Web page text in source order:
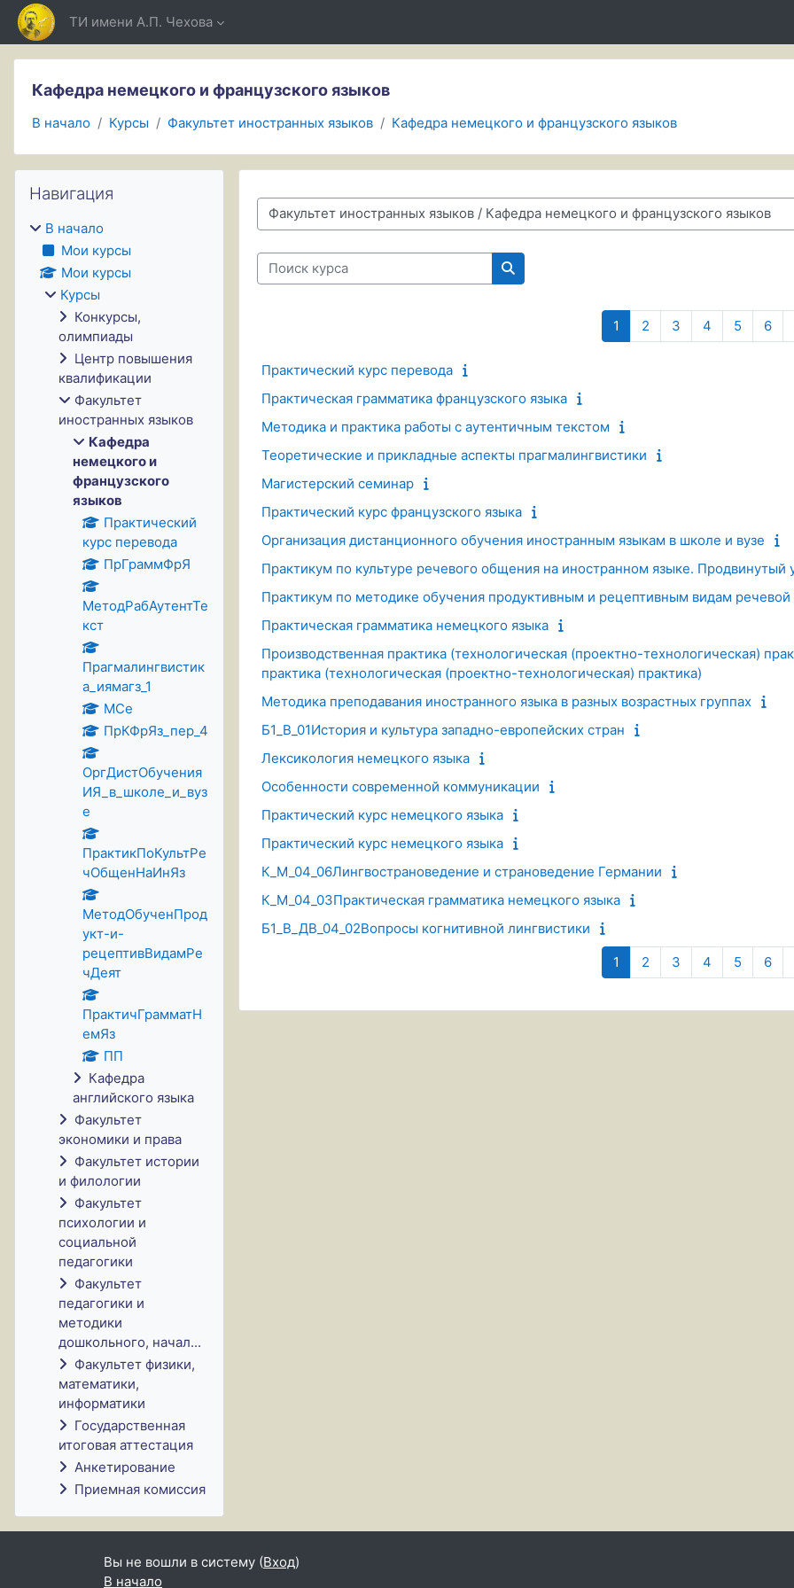
Перейти к основному содержанию
ТИ имени А.П. Чехова
Кафедра немецкого и французского языков
В начало Курсы Факультет иностранных языков Кафедра немецкого и французского языков
Категории курсов
Поиск курса
Поиск курса
1 Страница 1
2 Страница 2
3 Страница 3
4 Страница 4
5 6
Практический курс перевода
Практическая грамматика французского языка
Методика и практика работы с аутентичным текстом
Теоретические и прикладные аспекты прагмалингвистики
Магистерский семинар
Практический курс французского языка
Организация дистанционного обучения иностранным языкам в школе и вузе
Практикум по культуре речевого общения на иностранном языке. Продвинутый
Практикум по методике обучения продуктивным и рецептивным видам речевой
Практическая грамматика немецкого языка
Производственная практика (технологическая (проектно-технологическая)
практика (технологическая (проектно-технологическая) практика)
Методика преподавания иностранного языка в разных возрастных группах
Б1_В_01История и культура западно-европейских стран
Лексикология немецкого языка
Особенности современной коммуникации
Практический курс немецкого языка
Практический курс немецкого языка
К_М_04_06Лингвострановедение и страноведение Германии
К_М_04_03Практическая грамматика немецкого языка
Б1_В_ДВ_04_02Вопросы когнитивной лингвистики
1 Страница 1
2 Страница 2
3 Страница 3
4 Страница 4
5 6
Навигация
В начало
Мои курсы
Мои курсы
Курсы
Конкурсы,
олимпиады
Центр повышения
квалификации
Факультет
иностранных языков
Кафедра
немецкого и
французского
языков
Практический
курс перевода
ПрГраммФрЯ
МетодРабАутентТе
кст
Прагмалингвистик
а_иямагз_1
МСе
ПрКФрЯз_пер_4
ОргДистОбучения
ИЯ_в_школе_и_вуз
е
ПрактикПоКультРе
чОбщенНаИнЯз
МетодОбученПрод
укт-и-
рецептивВидамРе
чДеят
ПрактичГрамматН
емЯз
ПП
Кафедра
английского языка
Факультет
экономики и права
Факультет истории
и филологии
Факультет
психологии и
социальной
педагогики
Факультет
педагогики и
методики
дошкольного, начал...
Факультет физики,
математики,
информатики
Государственная
итоговая аттестация
Анкетирование
Приемная комиссия
Вы не вошли в систему (Вход)
В начало